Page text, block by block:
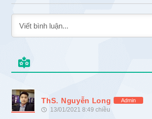
ThS. Nguyễn Long Admin
13/01/2021 8:49 chiều